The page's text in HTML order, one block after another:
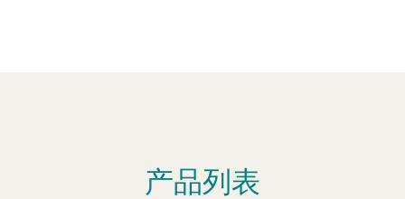
产品列表